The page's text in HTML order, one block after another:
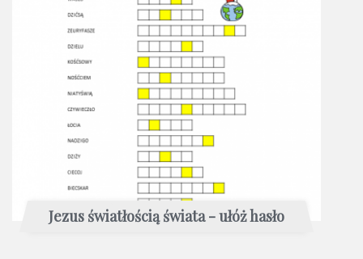
Jezus światłością świata - ułóż hasło